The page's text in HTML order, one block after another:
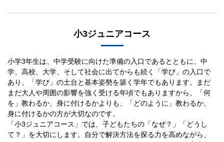
小3ジュニアコース
小学3年生は、中学受験に向けた準備の入口であるとともに、中
学、高校、大学、そして社会に出てからも続く「学び」の入口で
あり、「学び」の土台と基本姿勢を築く学年でもあります。まだ
まだ大人や周囲の影響を強く受ける年頃でもありますから、「何
を」教わるか、身に付けるかよりも、「どのように」教わるか、
身に付けるかの方が大切なのです。
「小3ジュニアコース」では、子どもたちの「なぜ？」「どうし
て？」を大切にします。自分で解決方法を探る力を高めながら、